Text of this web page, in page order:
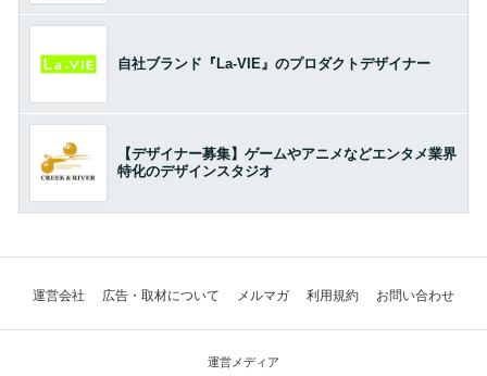
自社ブランド『La-VIE』のプロダクトデザイナー
【デザイナー募集】ゲームやアニメなどエンタメ業界
特化のデザインスタジオ
運営会社 広告・取材について メルマガ 利用規約 お問い合わせ
運営メディア